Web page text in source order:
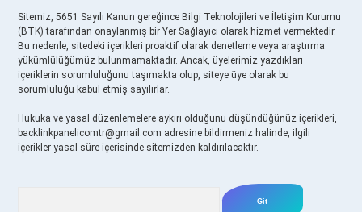
Sitemiz, 5651 Sayılı Kanun gereğince Bilgi Teknolojileri ve İletişim Kurumu
(BTK) tarafından onaylanmış bir Yer Sağlayıcı olarak hizmet vermektedir.
Bu nedenle, sitedeki içerikleri proaktif olarak denetleme veya araştırma
yükümlülüğümüz bulunmamaktadır. Ancak, üyelerimiz yazdıkları
içeriklerin sorumluluğunu taşımakta olup, siteye üye olarak bu
sorumluluğu kabul etmiş sayılırlar.
Hukuka ve yasal düzenlemelere aykırı olduğunu düşündüğünüz içerikleri,
backlinkpanelicomtr@gmail.com adresine bildirmeniz halinde, ilgili
içerikler yasal süre içerisinde sitemizden kaldırılacaktır.